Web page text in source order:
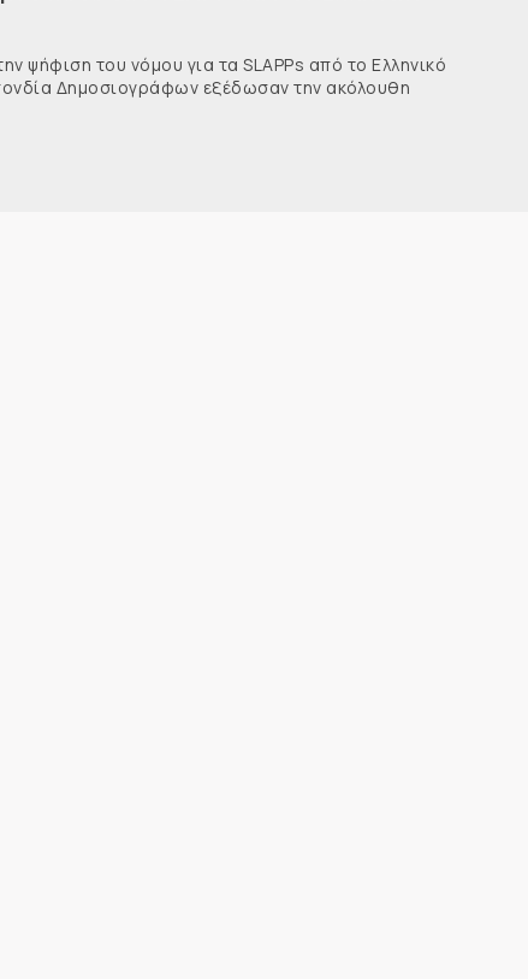
ψήφιση του νόμου για τα SLAPPs από το Ελληνικό
Δημοσιογράφων εξέδωσαν την ακόλουθη